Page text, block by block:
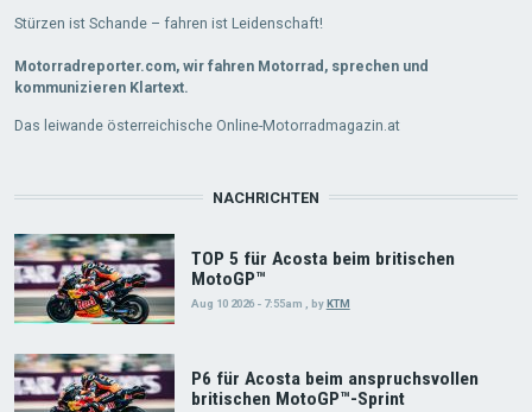
Stürzen ist Schande – fahren ist Leidenschaft!
Motorradreporter.com, wir fahren Motorrad, sprechen und
kommunizieren Klartext.
Das leiwande österreichische Online-Motorradmagazin.at
NACHRICHTEN
TOP 5 für Acosta beim britischen
MotoGP™
Aug 10 2026 - 7:55am , by KTM
P6 für Acosta beim anspruchsvollen
britischen MotoGP™-Sprint